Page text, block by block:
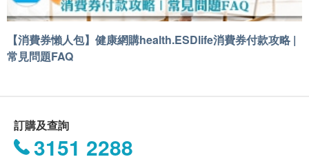
【消費券懶人包】健康網購health.ESDlife消費券付款攻略 |
常見問題FAQ
訂購及查詢
3151 2288